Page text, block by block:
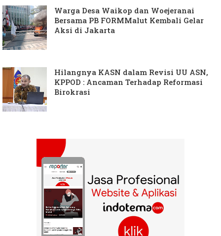
Warga Desa Waikop dan Woejeranai
Bersama PB FORMMalut Kembali Gelar
Aksi di Jakarta
Hilangnya KASN dalam Revisi UU ASN,
KPPOD : Ancaman Terhadap Reformasi
Birokrasi